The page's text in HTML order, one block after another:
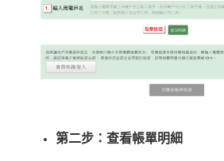
第二步：查看帳單明細